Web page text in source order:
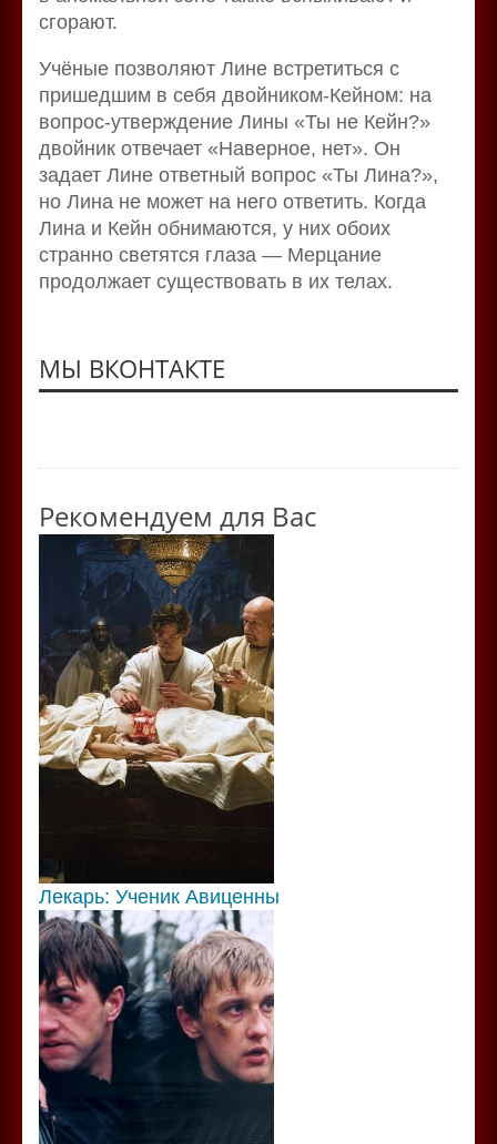
сгорают.
Учёные позволяют Лине встретиться с
пришедшим в себя двойником-Кейном: на
вопрос-утверждение Лины «Ты не Кейн?»
двойник отвечает «Наверное, нет». Он
задает Лине ответный вопрос «Ты Лина?»,
но Лина не может на него ответить. Когда
Лина и Кейн обнимаются, у них обоих
странно светятся глаза — Мерцание
продолжает существовать в их телах.
МЫ ВКОНТАКТЕ
Рекомендуем для Вас
Лекарь: Ученик Авиценны